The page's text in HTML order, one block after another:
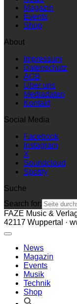
Magazin
Events
Shop
About
Impressum
Datenschutz
AGB
Über uns
Mediadaten
Kontakt
Social Media
Facebook
Instagram
X
Soundcloud
Spotify
Suche
Search for:
FAZE Music &
42117 Wuppertal ·
News
Magazin
Events
Musik
Technik
Shop